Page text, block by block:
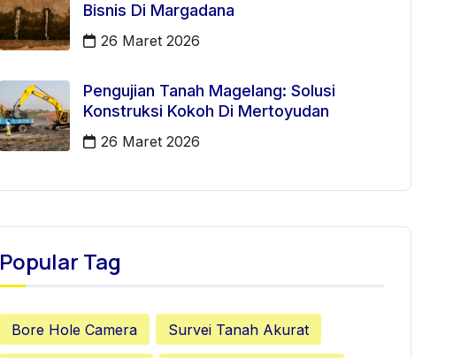
Bisnis Di Margadana
26 Maret 2026
Pengujian Tanah Magelang: Solusi
Konstruksi Kokoh Di Mertoyudan
26 Maret 2026
Popular Tag
Bore Hole Camera Survei Tanah Akurat